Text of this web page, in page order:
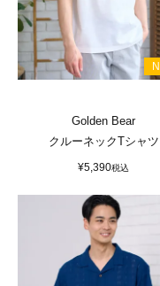
Golden Bear
クルーネックTシャツ
¥5,390税込